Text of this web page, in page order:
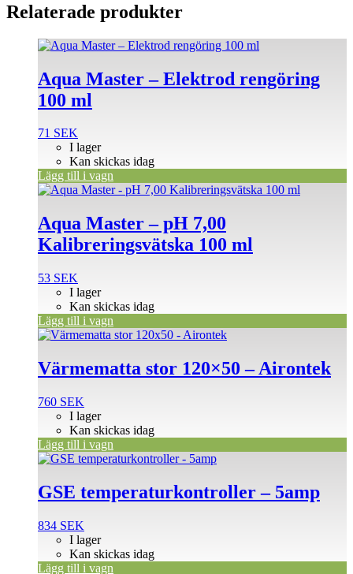
Relaterade produkter
Aqua Master – Elektrod rengöring
100 ml
71 SEK
I lager
Kan skickas idag
Lägg till i vagn
Aqua Master – pH 7,00
Kalibreringsvätska 100 ml
53 SEK
I lager
Kan skickas idag
Lägg till i vagn
Värmematta stor 120×50 – Airontek
760 SEK
I lager
Kan skickas idag
Lägg till i vagn
GSE temperaturkontroller – 5amp
834 SEK
I lager
Kan skickas idag
Lägg till i vagn